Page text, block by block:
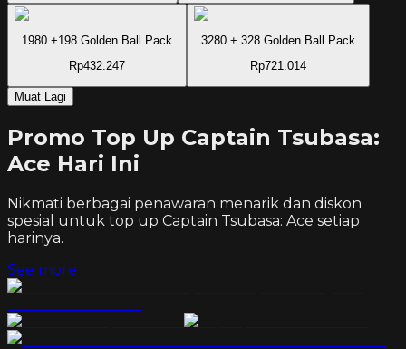
1980 +198 Golden Ball Pack
Rp432.247
3280 + 328 Golden Ball Pack
Rp721.014
Muat Lagi
Promo Top Up Captain Tsubasa:
Ace Hari Ini
Nikmati berbagai penawaran menarik dan diskon
spesial untuk top up Captain Tsubasa: Ace setiap
harinya.
See more